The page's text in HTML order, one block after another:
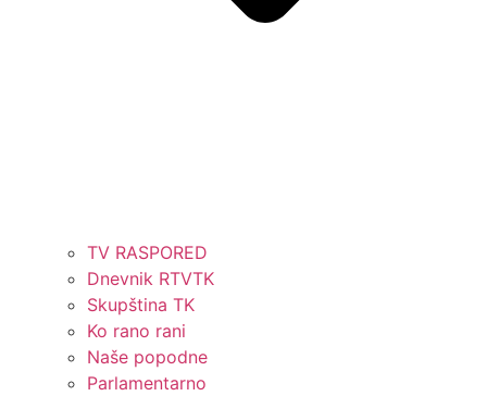
TV RASPORED
Dnevnik RTVTK
Skupština TK
Ko rano rani
Naše popodne
Parlamentarno